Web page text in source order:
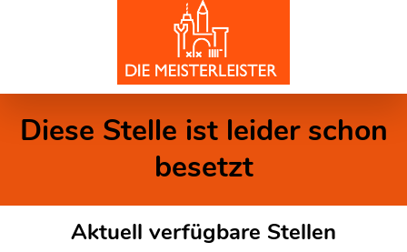
Diese Stelle ist leider schon
besetzt
Aktuell verfügbare Stellen